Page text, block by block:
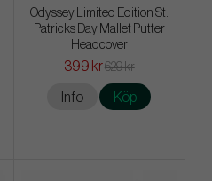
Odyssey Limited Edition St.
Patricks Day Mallet Putter
Headcover
399 kr629 kr
Info Köp